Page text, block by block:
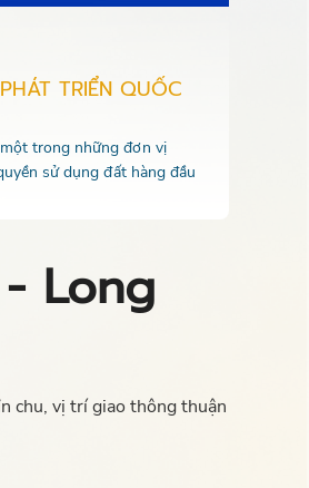
TRIỂN QUỐC
trong những đơn vị
sử dụng đất hàng đầu
Long
chu, vị trí giao thông thuận